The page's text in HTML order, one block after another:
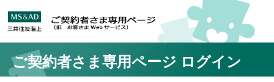
ご契約者さま専用ページ ログイン